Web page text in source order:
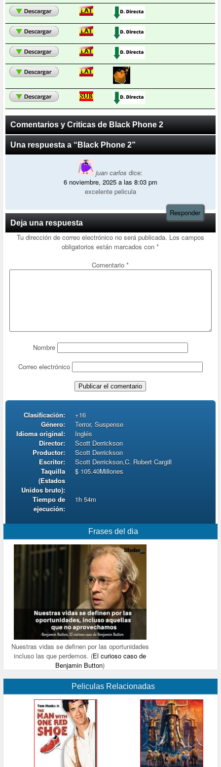
Comentarios y Criticas de Black Phone 2
Una respuesta a “Black Phone 2”
juan carlos dice:
6 noviembre, 2025 a las 8:03 pm
excelente pelicula
Responder
Deja una respuesta
Tu dirección de correo electrónico no será publicada. Los campos
obligatorios están marcados con*
Comentario*
Nombre
Correo electrónico
Clasificación:
+16
Género:
Terror, Suspense
Idioma original:
Inglés
Director:
Scott Derrickson
Productor:
Scott Derrickson
Escritor:
Scott Derrickson,C. Robert Cargill
Taquilla
(Estados
Unidos bruto):
$ 105.40Millones
Tiempo de
ejecución:
1h 54m
Frases del dia
Nuestras vidas se definen por las oportunidades
incluso las que perdemos. (El curioso caso de
Benjamin Button)
Peliculas Relacionadas